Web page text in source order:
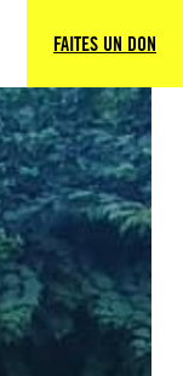
FAITES UN DON